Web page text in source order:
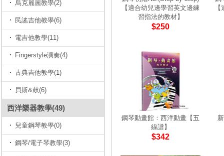
烏克麗麗教學(2)
民謠吉他教學(6)
電吉他教學(11)
Fingerstyle演奏(4)
古典吉他教學(1)
貝斯&鼓(6)
西洋樂器教學(49)
兒童鋼琴教學(0)
鋼琴/電子琴教學(3)
【適合幼兒邊學習英文邊練
習指法的教材】
$250
鋼琴動畫館：西洋動畫【五
線譜】
$342